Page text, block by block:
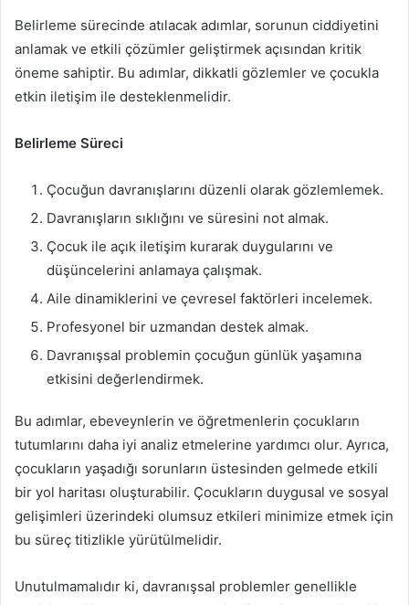
Belirleme sürecinde atılacak adımlar, sorunun ciddiyetini
anlamak ve etkili çözümler geliştirmek açısından kritik
öneme sahiptir. Bu adımlar, dikkatli gözlemler ve çocukla
etkin iletişim ile desteklenmelidir.
Belirleme Süreci
Çocuğun davranışlarını düzenli olarak gözlemlemek.
Davranışların sıklığını ve süresini not almak.
Çocuk ile açık iletişim kurarak duygularını ve
düşüncelerini anlamaya çalışmak.
Aile dinamiklerini ve çevresel faktörleri incelemek.
Profesyonel bir uzmandan destek almak.
Davranışsal problemin çocuğun günlük yaşamına
etkisini değerlendirmek.
Bu adımlar, ebeveynlerin ve öğretmenlerin çocukların
tutumlarını daha iyi analiz etmelerine yardımcı olur. Ayrıca,
çocukların yaşadığı sorunların üstesinden gelmede etkili
bir yol haritası oluşturabilir. Çocukların duygusal ve sosyal
gelişimleri üzerindeki olumsuz etkileri minimize etmek için
bu süreç titizlikle yürütülmelidir.
Unutulmamalıdır ki, davranışsal problemler genellikle